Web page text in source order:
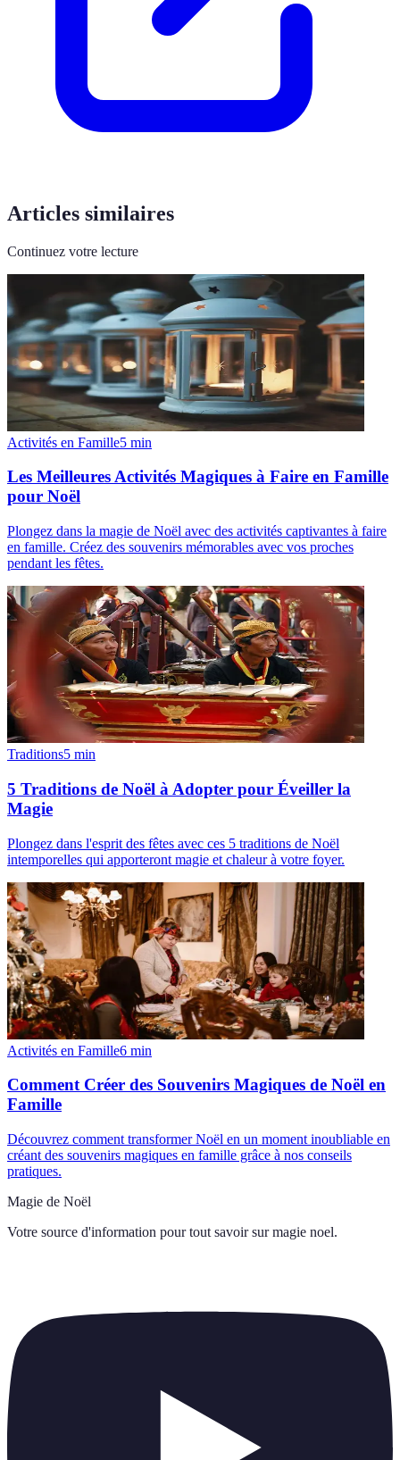
Articles similaires
Continuez votre lecture
Activités en Famille5 min
Les Meilleures Activités Magiques à Faire en Famille
pour Noël
Plongez dans la magie de Noël avec des activités captivantes à faire
en famille. Créez des souvenirs mémorables avec vos proches
pendant les fêtes.
Traditions5 min
5 Traditions de Noël à Adopter pour Éveiller la
Magie
Plongez dans l'esprit des fêtes avec ces 5 traditions de Noël
intemporelles qui apporteront magie et chaleur à votre foyer.
Activités en Famille6 min
Comment Créer des Souvenirs Magiques de Noël en
Famille
Découvrez comment transformer Noël en un moment inoubliable en
créant des souvenirs magiques en famille grâce à nos conseils
pratiques.
Magie de Noël
Votre source d'information pour tout savoir sur magie noel.